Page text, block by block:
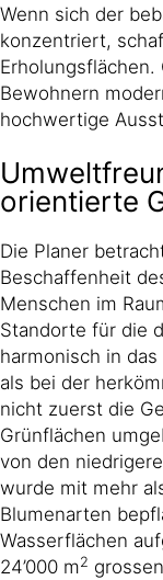
Wenn sich der
konzentriert,
Bewohnern
hochwertige
orientierte
Die Planer
Beschaffenheit
Menschen im
Standorte für die
harmonisch in
als bei der
nicht zuerst die
Grünflächen
von den
wurde mit mehr
Blumenarten
Wasserflächen
24’000 m2